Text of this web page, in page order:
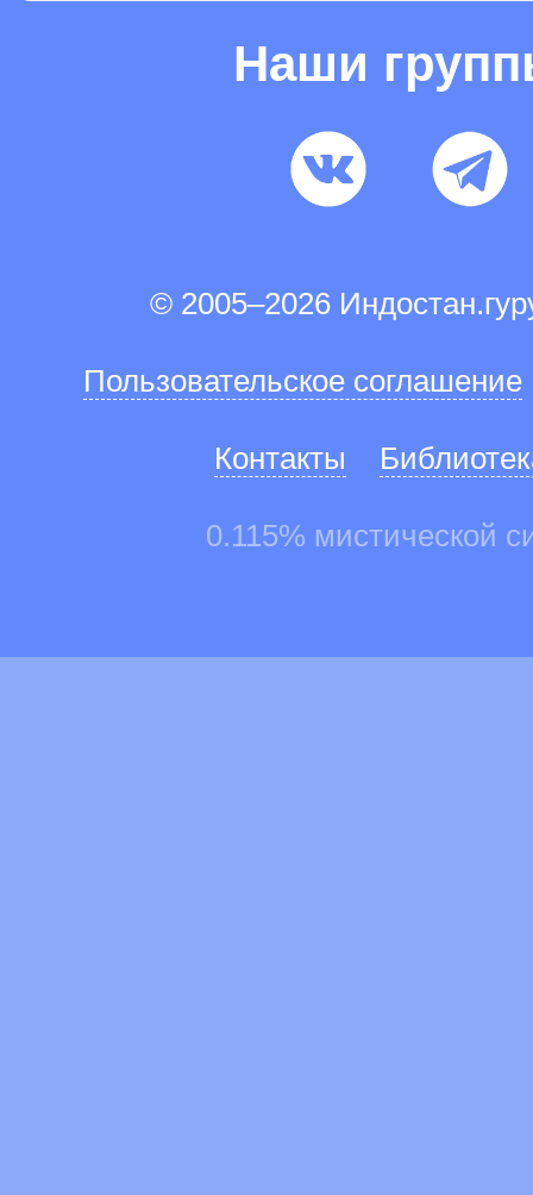
Наши
© 2005–2026
Пользовательское соглашение
Контакты
0.115% мистической